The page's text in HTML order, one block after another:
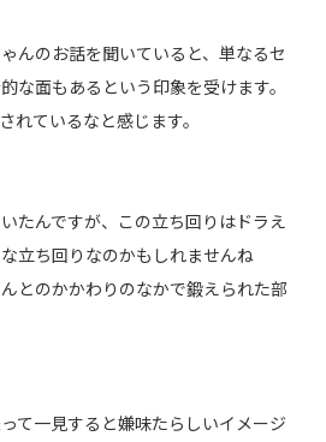
んのお話を聞いていると、単なるセ
な面もあるという印象を受けます。
れているなと感じます。
たんですが、この立ち回りはドラえ
立ち回りなのかもしれませんね
とのかかわりのなかで鍛えられた部
て一見すると嫌味たらしいイメージ